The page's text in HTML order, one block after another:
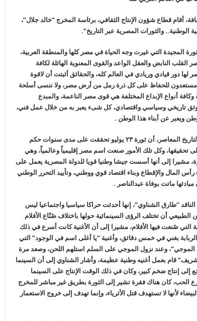
أقام قطاع شؤون الإنتاج الثقافي، برئاسة المخرج “خالد جلال”،
الوطنية.. والثورات المصرية عبر التاريخ”.
المجيدة التي غيرت وجه الحياة في مصر كلها والمنطقة العربية،
القلب النابض والعقل الواعد والقوى المعنوية الهائلة لكافة
دور قيادي وريادي في العالم كله، والحقائق أثبتت أن لاقوة
مستعدون للحفاظ على كل ذرة رمل من أرض مصر، ولا ننسى أسلحة
أنواع الإبداع المختلفة هي قوى مصر الناعمة، والمبدع
تاريخي وسياسي واقتصادي، كل شىء يعبر به من خلال عمل فني،
ويعبر عن أبناء هذا الوطن .
وأوضح المؤرخ الدكتور “عاصم الدسوقي”، أستاذ التاريخ المعاصر، أن ثورة ٢٣ يوليو تحققت على مدى سنوات حكم
تحقيقها، وكل تلك الأمور صنعت اسم مصر إقليمياً وعالمياً، وهي
مشيرا إلى أنها أسست جيشا وطنيا قويا للدولة المصرية يعمل على
المال والإقطاع وبناء اقتصاد قوي ووطني، وتأييد التحرر الوطني
ماتت بوفاة عبدالناصر .
السينمائية لثورة ٢٣ يوليو، قال الناقد “طارق الشناوي”، إنها أحدثت حراكا سياسيا واجتماعيا ليس
أن تختلف الرؤى السينمائية حولها باختلاف صُنّاع الأفلام
التي صُنعت فيها الأفلام، مشيرا إلى أن الأغنية كانت أسرع في ذلك
بغني في خمس دقائق، وأغنية “يا أغلى اسم في الوجود” التي
وعند نزول الموجي على السلم استلهم اللحن، وصعد مرة
قام بعمل أغنيه وطنية عظيمة، وأشار الشناوي إلى أن السينما
إنتاج ضخم كبير، وكان في ذلك الوقت الإنتاج على السينما
الحب، كان هناك فقرة تشير إلى الثورة بطريق غير مباشر للمخرج
لأنها لا تستهدف قتل الأثرياء، وإنما تهدف إلى خروج الاستعمار